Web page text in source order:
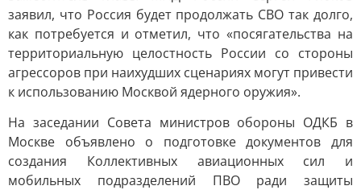
заявил, что Россия будет продолжать СВО так долго,
как потребуется и отметил, что «посягательства на
территориальную целостность России со стороны
агрессоров при наихудших сценариях могут привести
к использованию Москвой ядерного оружия».
На заседании Совета министров обороны ОДКБ в
Москве объявлено о подготовке документов для
создания Коллективных авиационных сил и
мобильных подразделений ПВО ради защиты